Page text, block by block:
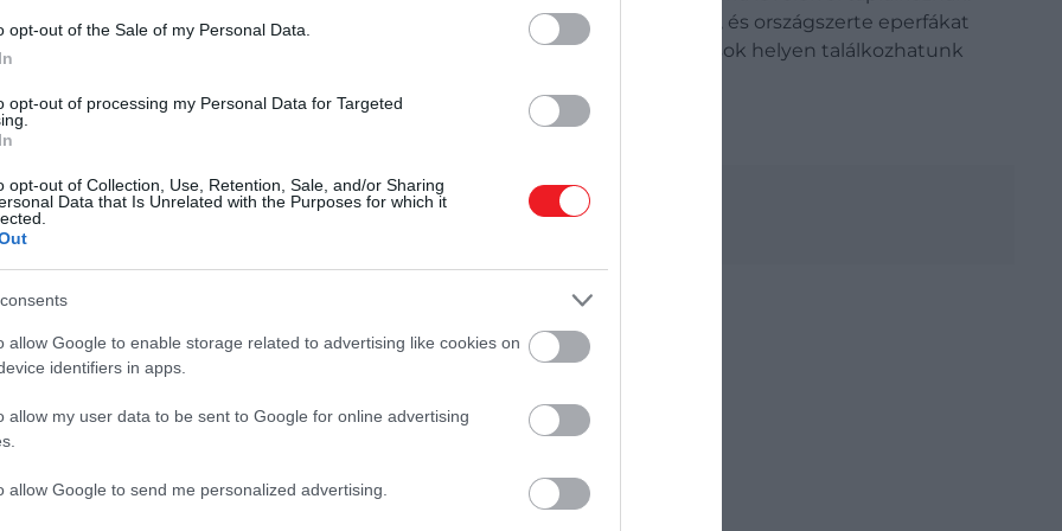
opt-out of the Sale of my Personal Data.
opt-out of processing my Personal Data for Targeted
opt-out of Collection, Use, Retention, Sale, and/or Sharing
Data that Is Unrelated with the Purposes for which it
allow Google to enable storage related to advertising like cookies on
identifiers in apps.
allow my user data to be sent to Google for online advertising
allow Google to send me personalized advertising.
Mária Teréziaidején az állam ösztönözte a selyemipar meghonosítását, és országszerte eperfákat
gyümölcsök közé, vidéki kertekben és gyümölcsösökben ma is sok helyen találkozhatunk
hírnevét az egyik kedvenc süteményünk – recepttel